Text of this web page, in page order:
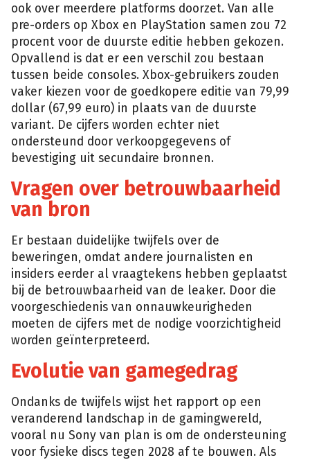
ook over meerdere platforms doorzet. Van alle
pre-orders op Xbox en PlayStation samen zou 72
procent voor de duurste editie hebben gekozen.
Opvallend is dat er een verschil zou bestaan
tussen beide consoles. Xbox-gebruikers zouden
vaker kiezen voor de goedkopere editie van 79,99
dollar (67,99 euro) in plaats van de duurste
variant. De cijfers worden echter niet
ondersteund door verkoopgegevens of
bevestiging uit secundaire bronnen.
Vragen over betrouwbaarheid
van bron
Er bestaan duidelijke twijfels over de
beweringen, omdat andere journalisten en
insiders eerder al vraagtekens hebben geplaatst
bij de betrouwbaarheid van de leaker. Door die
voorgeschiedenis van onnauwkeurigheden
moeten de cijfers met de nodige voorzichtigheid
worden geïnterpreteerd.
Evolutie van gamegedrag
Ondanks de twijfels wijst het rapport op een
veranderend landschap in de gamingwereld,
vooral nu Sony van plan is om de ondersteuning
voor fysieke discs tegen 2028 af te bouwen. Als